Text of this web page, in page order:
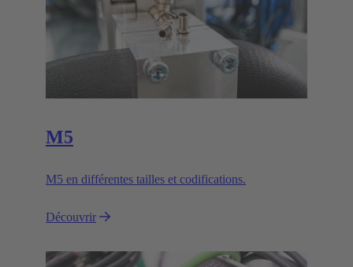
M5
M5 en différentes tailles et codifications.
Découvrir